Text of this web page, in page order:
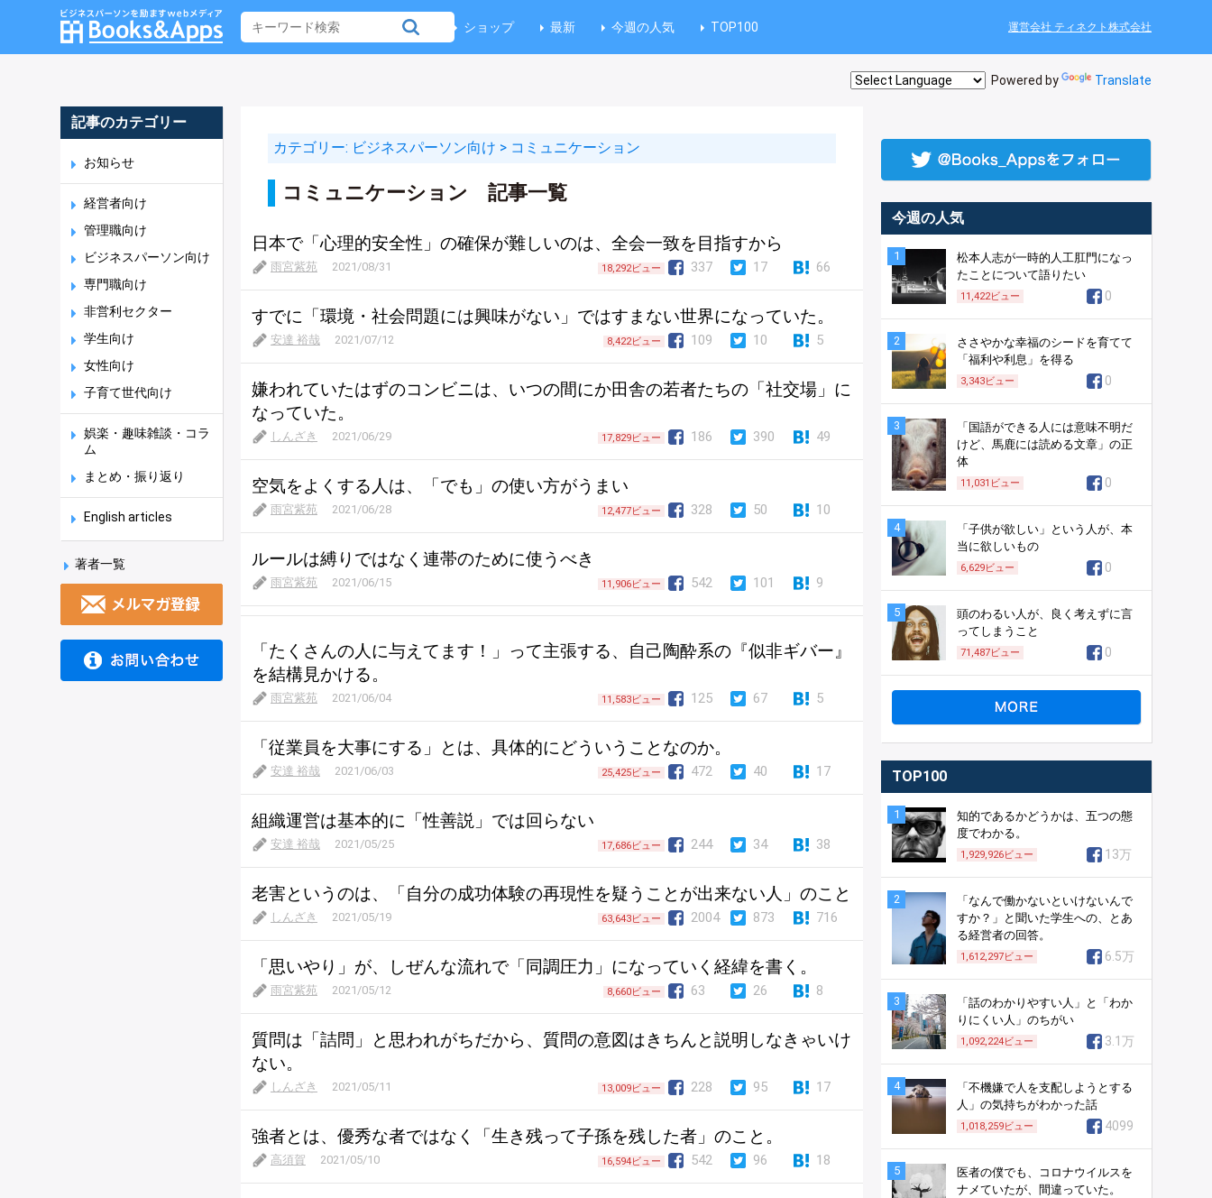
ショップ 最新 今週の人気 TOP100 運営会社 ティネクト株式会社
Powered by Translate
記事のカテゴリー
お知らせ
経営者向け
管理職向け
ビジネスパーソン向け
専門職向け
非営利セクター
学生向け
女性向け
子育て世代向け
娯楽・趣味雑談・コラ
ム
まとめ・振り返り
English articles
著者一覧
カテゴリー: ビジネスパーソン向け > コミュニケーション
コミュニケーション 記事一覧
日本で「心理的安全性」の確保が難しいのは、全会一致を目指すから
雨宮紫苑 2021/08/31 18,292ビュー 337 17 66
すでに「環境・社会問題には興味がない」ではすまない世界になっていた。
安達 裕哉 2021/07/12 8,422ビュー 109 10 5
嫌われていたはずのコンビニは、いつの間にか田舎の若者たちの「社交場」に
なっていた。
しんざき 2021/06/29 17,829ビュー 186 390 49
空気をよくする人は、「でも」の使い方がうまい
雨宮紫苑 2021/06/28 12,477ビュー 328 50 10
ルールは縛りではなく連帯のために使うべき
雨宮紫苑 2021/06/15 11,906ビュー 542 101 9
「たくさんの人に与えてます！」って主張する、自己陶酔系の『似非ギバー』
を結構見かける。
雨宮紫苑 2021/06/04 11,583ビュー 125 67 5
「従業員を大事にする」とは、具体的にどういうことなのか。
安達 裕哉 2021/06/03 25,425ビュー 472 40 17
組織運営は基本的に「性善説」では回らない
安達 裕哉 2021/05/25 17,686ビュー 244 34 38
老害というのは、「自分の成功体験の再現性を疑うことが出来ない人」のこと
しんざき 2021/05/19 63,643ビュー 2004 873 716
「思いやり」が、しぜんな流れで「同調圧力」になっていく経緯を書く。
雨宮紫苑 2021/05/12 8,660ビュー 63 26 8
質問は「詰問」と思われがちだから、質問の意図はきちんと説明しなきゃいけ
ない。
しんざき 2021/05/11 13,009ビュー 228 95 17
強者とは、優秀な者ではなく「生き残って子孫を残した者」のこと。
高須賀 2021/05/10 16,594ビュー 542 96 18
今週の人気
1
松本人志が一時的人工肛門になっ
たことについて語りたい
11,422ビュー 0
2
ささやかな幸福のシードを育てて
「福利や利息」を得る
3,343ビュー 0
3
「国語ができる人には意味不明だ
けど、馬鹿には読める文章」の正
体
11,031 ビュー 0
4
「子供が欲しい」という人が、本
当に欲しいもの
6,629ビュー 0
5
頭のわるい人が、良く考えずに言
ってしまうこと
71,487ビュー 0
TOP100
1
知的であるかどうかは、五つの態
度でわかる。
1,929,926ビュー 13万
2
「なんで働かないといけないんで
すか？」と聞いた学生への、とあ
る経営者の回答。
1,612,297ビュー 6.5万
3
「話のわかりやすい人」と「わか
りにくい人」のちがい
1,092,224ビュー 3.1万
4
「不機嫌で人を支配しようとする
人」の気持ちがわかった話
1,018,259ビュー 4099
5
医者の僕でも、コロナウイルスを
ナメていたが、間違っていた。